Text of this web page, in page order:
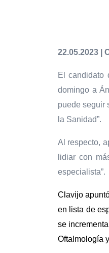
22.05.2023 |
El candidato
domingo a
puede seguir
la Sanidad”.
Al respecto,
lidiar con
especialista”.
Clavijo
en lista de
se
Oftalmología